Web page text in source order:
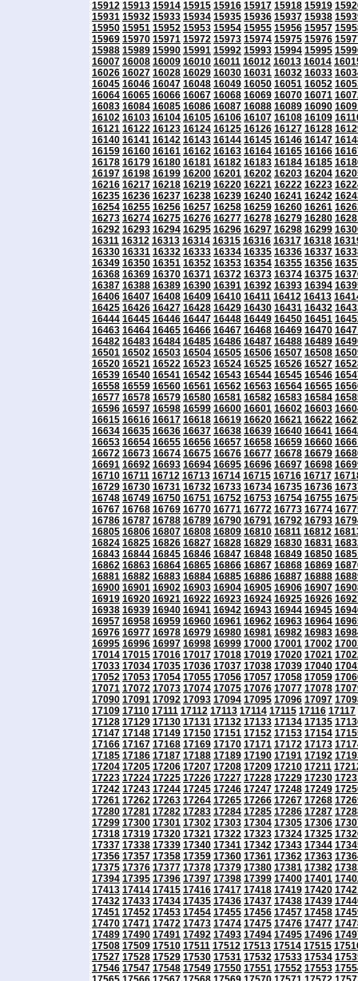
15912 15913 15914 15915 15916 15917 15918 15919
15931 15932 15933 15934 15935 15936 15937 15938
15950 15951 15952 15953 15954 15955 15956 15957
15969 15970 15971 15972 15973 15974 15975 15976
15988 15989 15990 15991 15992 15993 15994 15995
16007 16008 16009 16010 16011 16012 16013 16014
16026 16027 16028 16029 16030 16031 16032 16033
16045 16046 16047 16048 16049 16050 16051 16052
16064 16065 16066 16067 16068 16069 16070 16071
16083 16084 16085 16086 16087 16088 16089 16090
16102 16103 16104 16105 16106 16107 16108 16109
16121 16122 16123 16124 16125 16126 16127 16128
16140 16141 16142 16143 16144 16145 16146 16147
16159 16160 16161 16162 16163 16164 16165 16166
16178 16179 16180 16181 16182 16183 16184 16185
16197 16198 16199 16200 16201 16202 16203 16204
16216 16217 16218 16219 16220 16221 16222 16223
16235 16236 16237 16238 16239 16240 16241 16242
16254 16255 16256 16257 16258 16259 16260 16261
16273 16274 16275 16276 16277 16278 16279 16280
16292 16293 16294 16295 16296 16297 16298 16299
16311 16312 16313 16314 16315 16316 16317 16318
16330 16331 16332 16333 16334 16335 16336 16337
16349 16350 16351 16352 16353 16354 16355 16356
16368 16369 16370 16371 16372 16373 16374 16375
16387 16388 16389 16390 16391 16392 16393 16394
16406 16407 16408 16409 16410 16411 16412 16413
16425 16426 16427 16428 16429 16430 16431 16432
16444 16445 16446 16447 16448 16449 16450 16451
16463 16464 16465 16466 16467 16468 16469 16470
16482 16483 16484 16485 16486 16487 16488 16489
16501 16502 16503 16504 16505 16506 16507 16508
16520 16521 16522 16523 16524 16525 16526 16527
16539 16540 16541 16542 16543 16544 16545 16546
16558 16559 16560 16561 16562 16563 16564 16565
16577 16578 16579 16580 16581 16582 16583 16584
16596 16597 16598 16599 16600 16601 16602 16603
16615 16616 16617 16618 16619 16620 16621 16622
16634 16635 16636 16637 16638 16639 16640 16641
16653 16654 16655 16656 16657 16658 16659 16660
16672 16673 16674 16675 16676 16677 16678 16679
16691 16692 16693 16694 16695 16696 16697 16698
16710 16711 16712 16713 16714 16715 16716 16717
16729 16730 16731 16732 16733 16734 16735 16736
16748 16749 16750 16751 16752 16753 16754 16755
16767 16768 16769 16770 16771 16772 16773 16774
16786 16787 16788 16789 16790 16791 16792 16793
16805 16806 16807 16808 16809 16810 16811 16812
16824 16825 16826 16827 16828 16829 16830 16831
16843 16844 16845 16846 16847 16848 16849 16850
16862 16863 16864 16865 16866 16867 16868 16869
16881 16882 16883 16884 16885 16886 16887 16888
16900 16901 16902 16903 16904 16905 16906 16907
16919 16920 16921 16922 16923 16924 16925 16926
16938 16939 16940 16941 16942 16943 16944 16945
16957 16958 16959 16960 16961 16962 16963 16964
16976 16977 16978 16979 16980 16981 16982 16983
16995 16996 16997 16998 16999 17000 17001 17002
17014 17015 17016 17017 17018 17019 17020 17021
17033 17034 17035 17036 17037 17038 17039 17040
17052 17053 17054 17055 17056 17057 17058 17059
17071 17072 17073 17074 17075 17076 17077 17078
17090 17091 17092 17093 17094 17095 17096 17097
17109 17110 17111 17112 17113 17114 17115 17116 17117
17128 17129 17130 17131 17132 17133 17134 17135
17147 17148 17149 17150 17151 17152 17153 17154
17166 17167 17168 17169 17170 17171 17172 17173
17185 17186 17187 17188 17189 17190 17191 17192
17204 17205 17206 17207 17208 17209 17210 17211
17223 17224 17225 17226 17227 17228 17229 17230
17242 17243 17244 17245 17246 17247 17248 17249
17261 17262 17263 17264 17265 17266 17267 17268
17280 17281 17282 17283 17284 17285 17286 17287
17299 17300 17301 17302 17303 17304 17305 17306
17318 17319 17320 17321 17322 17323 17324 17325
17337 17338 17339 17340 17341 17342 17343 17344
17356 17357 17358 17359 17360 17361 17362 17363
17375 17376 17377 17378 17379 17380 17381 17382
17394 17395 17396 17397 17398 17399 17400 17401
17413 17414 17415 17416 17417 17418 17419 17420
17432 17433 17434 17435 17436 17437 17438 17439
17451 17452 17453 17454 17455 17456 17457 17458
17470 17471 17472 17473 17474 17475 17476 17477
17489 17490 17491 17492 17493 17494 17495 17496
17508 17509 17510 17511 17512 17513 17514 17515
17527 17528 17529 17530 17531 17532 17533 17534
17546 17547 17548 17549 17550 17551 17552 17553